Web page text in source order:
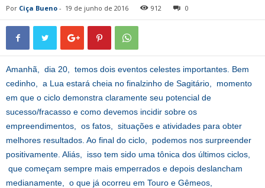
Por Ciça Bueno - 19 de junho de 2016 912 0
Amanhã, dia 20, temos dois eventos celestes importantes. Bem
cedinho, a Lua estará cheia no finalzinho de Sagitário, momento
em que o ciclo demonstra claramente seu potencial de
sucesso/fracasso e como devemos incidir sobre os
empreendimentos, os fatos, situações e atividades para obter
melhores resultados. Ao final do ciclo, podemos nos surpreender
positivamente. Aliás, isso tem sido uma tônica dos últimos ciclos,
que começam sempre mais emperrados e depois deslancham
medianamente, o que já ocorreu em Touro e Gêmeos,